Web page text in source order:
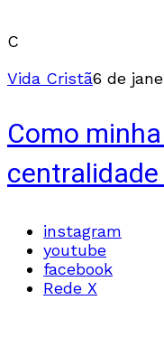
C
Vida Cristã6 de
Como
instagram
youtube
facebook
Rede X